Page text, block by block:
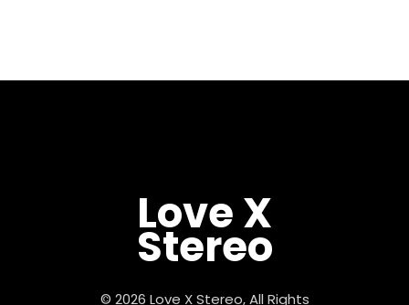
Love X
Stereo
© 2026 Love X Stereo, All Rights